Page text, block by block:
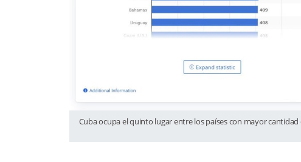
Cuba ocupa el quinto lugar entre los países con mayor